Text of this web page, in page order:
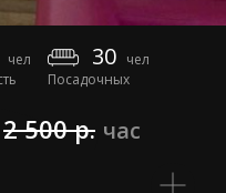
30
Посадочных
чел
чел
час
2 500 р.